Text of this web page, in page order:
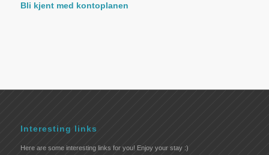
Bli kjent med kontoplanen
Interesting links
Here are some interesting links for you! Enjoy your stay :)